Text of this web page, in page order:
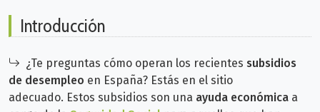
Introducción
¿Te preguntas cómo operan los recientes subsidios
de desempleo en España? Estás en el sitio
adecuado. Estos subsidios son una ayuda económica a